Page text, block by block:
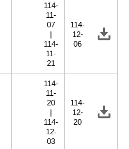
114-
11-
07
|
114-
11-
21
114-
12-
06
114-
11-
20
|
114-
12-
03
114-
12-
20